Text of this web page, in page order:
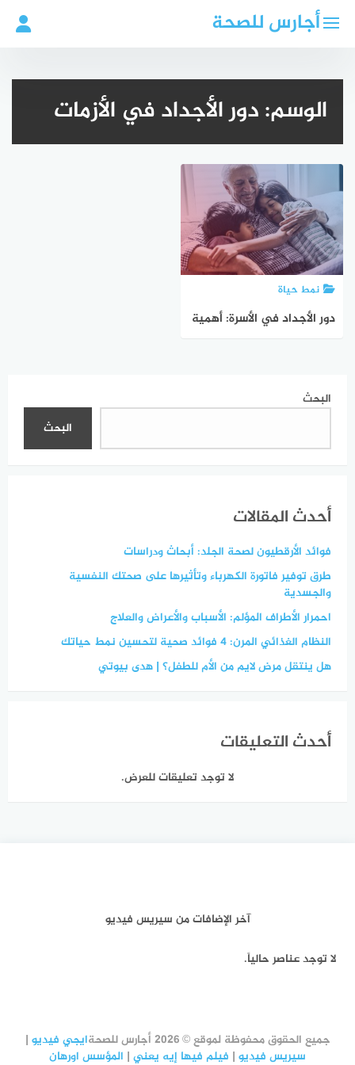
أجارس للصحة
الوسم:دور الأجداد في الأزمات
نمط حياة
دور الأجداد في الأسرة: أهمية
البحث
البحث
أحدث المقالات
فوائد الأرقطيون لصحة الجلد: أبحاث ودراسات
طرق توفير فاتورة الكهرباء وتأثيرها على صحتك النفسية
والجسدية
احمرار الأطراف المؤلم: الأسباب والأعراض والعلاج
النظام الغذائي المرن: 4 فوائد صحية لتحسين نمط حياتك
هل ينتقل مرض لايم من الأم للطفل؟ | هدى بيوتي
أحدث التعليقات
لا توجد تعليقات للعرض.
آخر الإضافات من سيريس فيديو
لا توجد عناصر حالياً.
جميع الحقوق محفوظة لموقع © 2026 أجارس للصحة ايجي فيديو |
سيريس فيديو | فيلم فيها إيه يعني | المؤسس اورهان